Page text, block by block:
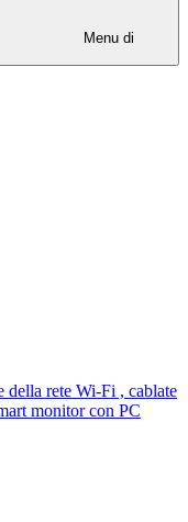
Menu di
della rete Wi-Fi , cablate
monitor con PC